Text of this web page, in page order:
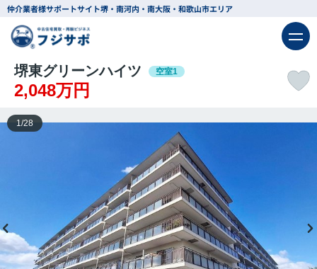
仲介業者様サポートサイト堺・南河内・南大阪・和歌山市エリア
堺東グリーンハイツ 空室1
2,048万円
1/28